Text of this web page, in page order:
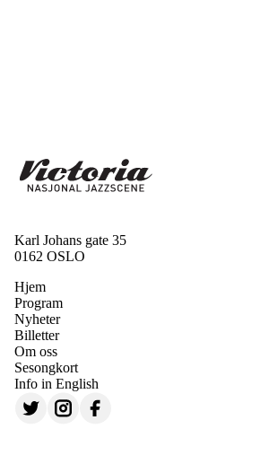
Karl Johans gate 35
0162 OSLO
Hjem
Program
Nyheter
Billetter
Om oss
Sesongkort
Info in English